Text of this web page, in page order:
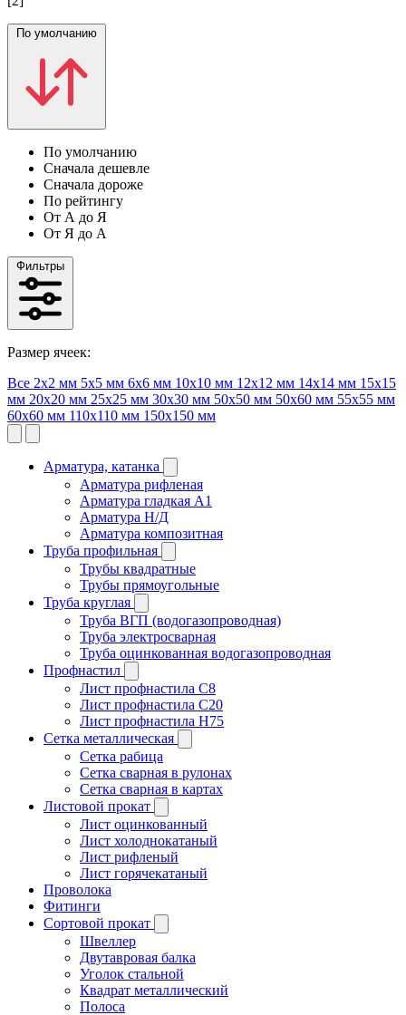
По умолчанию
По умолчанию
Сначала дешевле
Сначала дороже
По рейтингу
От А до Я
От Я до А
Фильтры
Размер ячеек:
Все 2х2 мм 5х5 мм 6х6 мм 10х10 мм 12х12 мм 14х14 мм 15х15
мм 20х20 мм 25х25 мм 30х30 мм 50х50 мм 50х60 мм 55х55 мм
60х60 мм 110х110 мм 150х150 мм
Арматура, катанка
Арматура рифленая
Арматура гладкая A1
Арматура Н/Д
Арматура композитная
Труба профильная
Трубы квадратные
Трубы прямоугольные
Труба круглая
Труба ВГП (водогазопроводная)
Труба электросварная
Труба оцинкованная водогазопроводная
Профнастил
Лист профнастила С8
Лист профнастила С20
Лист профнастила Н75
Сетка металлическая
Сетка рабица
Сетка сварная в рулонах
Сетка сварная в картах
Листовой прокат
Лист оцинкованный
Лист холоднокатаный
Лист рифленый
Лист горячекатаный
Проволока
Фитинги
Сортовой прокат
Швеллер
Двутавровая балка
Уголок стальной
Квадрат металлический
Полоса